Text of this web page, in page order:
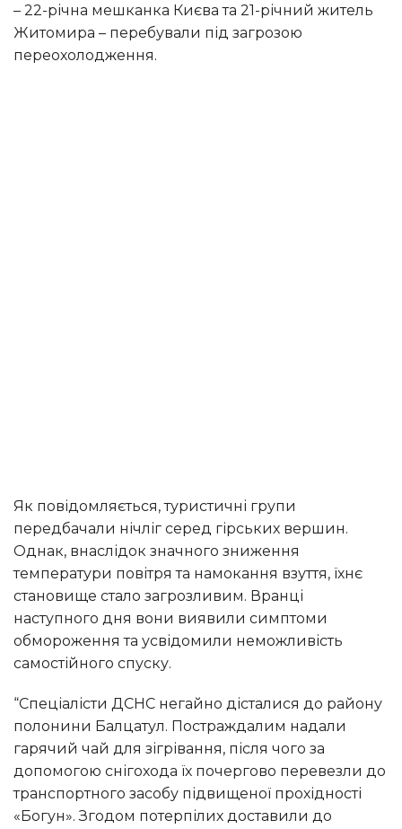
– 22-річна мешканка Києва та 21-річний житель
Житомира – перебували під загрозою
переохолодження.
Як повідомляється, туристичні групи
передбачали нічліг серед гірських вершин.
Однак, внаслідок значного зниження
температури повітря та намокання взуття, їхнє
становище стало загрозливим. Вранці
наступного дня вони виявили симптоми
обмороження та усвідомили неможливість
самостійного спуску.
“Спеціалісти ДСНС негайно дісталися до району
полонини Балцатул. Постраждалим надали
гарячий чай для зігрівання, після чого за
допомогою снігохода їх почергово перевезли до
транспортного засобу підвищеної прохідності
«Богун». Згодом потерпілих доставили до